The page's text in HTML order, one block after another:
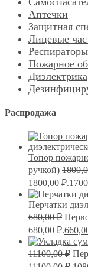
Аптечки
Защитная
Лицевые
Респираторы
Пожарное
Диэлектрика
Распродажа
Топор
ручкой)
1800,00 ₽.
Перчатки
680,00₽
680,00 ₽.
11100,00₽